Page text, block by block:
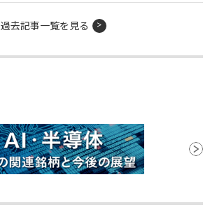
過去記事一覧を見る